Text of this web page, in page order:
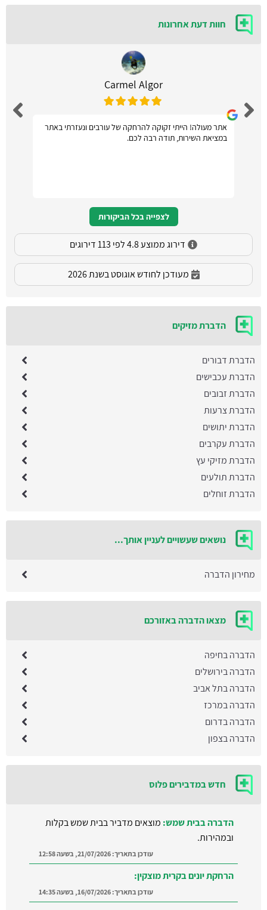
חוות דעת אחרונות
Carmel Algor
אתר מעולה! הייתי זקוקה להרחקה של עורבים ונעזרתי באתר
במציאת השירות, תודה רבה לכם.
לצפייה בכל הביקורות
דירוג ממוצע 4.8 לפי 113 דירוגים
מעודכן לחודש אוגוסט בשנת 2026
הדברת מזיקים
הדברת דבורים
הדברת עכבישים
הדברת זבובים
הדברת צרעות
הדברת יתושים
הדברת עקרבים
הדברת מזיקי עץ
הדברת תולעים
הדברת זוחלים
נושאים שעשויים לעניין אותך...
מחירון הדברה
מצאו הדברה באזורכם
הדברה בחיפה
הדברה בירושלים
הדברה בתל אביב
הדברה במרכז
הדברה בדרום
הדברה בצפון
חדש במדבירים פלוס
הרחקת יונים בקרית מוצקין:
הדברת טרמיטים בנס ציונה:
עודכן בתאריך:
הדברת טרמיטים בלוד: